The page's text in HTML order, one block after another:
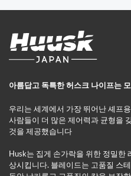
아름답고 독특한 허스크 나이프는
우리는 세계에서 가장 뛰어난 셰프
사람들이 더 많은 제어력과 균형을
것을 제공했습니다
Husk는 집게 손가락을 위한 정밀한
상시킵니다. 블레이드는 고품질 스